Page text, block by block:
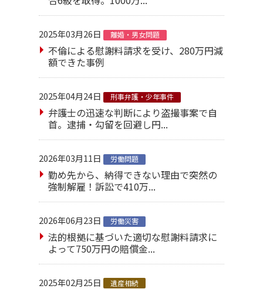
2025年03月26日 離婚・男女問題
不倫による慰謝料請求を受け、280万円減
額できた事例
2025年04月24日 刑事弁護・少年事件
弁護士の迅速な判断により盗撮事案で自
首。逮捕・勾留を回避し円...
2026年03月11日 労働問題
勤め先から、納得できない理由で突然の
強制解雇！訴訟で410万...
2026年06月23日 労働災害
法的根拠に基づいた適切な慰謝料請求に
よって750万円の賠償金...
2025年02月25日 遺産相続